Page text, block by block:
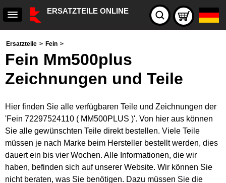
ERSATZTEILE ONLINE
Ersatzteile > Fein >
Fein Mm500plus
Zeichnungen und Teile
Hier finden Sie alle verfügbaren Teile und Zeichnungen der
'Fein 72297524110 ( MM500PLUS )'. Von hier aus können
Sie alle gewünschten Teile direkt bestellen. Viele Teile
müssen je nach Marke beim Hersteller bestellt werden, dies
dauert ein bis vier Wochen. Alle Informationen, die wir
haben, befinden sich auf unserer Website. Wir können Sie
nicht beraten, was Sie benötigen. Dazu müssen Sie die